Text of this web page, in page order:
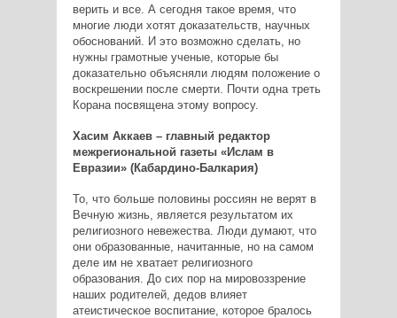
верить и все. А сегодня такое время, что
многие люди хотят доказательств, научных
обоснований. И это возможно сделать, но
нужны грамотные ученые, которые бы
доказательно объясняли людям положение о
воскрешении после смерти. Почти одна треть
Корана посвящена этому вопросу.
Хасим Аккаев – главный редактор
межрегиональной газеты «Ислам в
Евразии» (Кабардино-Балкария)
То, что больше половины россиян не верят в
Вечную жизнь, является результатом их
религиозного невежества. Люди думают, что
они образованные, начитанные, но на самом
деле им не хватает религиозного
образования. До сих пор на мировоззрение
наших родителей, дедов влияет
атеистическое воспитание, которое бралось